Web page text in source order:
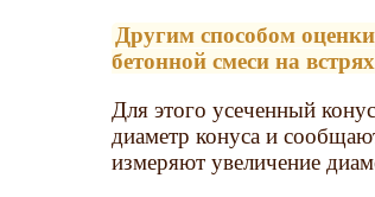
Другим способом
бетонной смеси на
Для этого усеченный
диаметр конуса и
измеряют увеличение